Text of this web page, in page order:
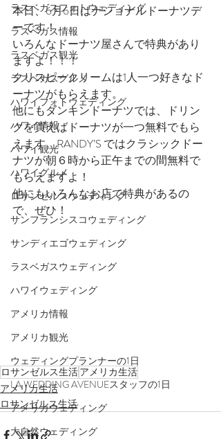
ラスベガスフォトウェディング
ラスベガス情報
ラスベガス観光
ラスベガスグルメ
ハワイフォトウェディング
ハワイ情報
ハワイ観光
ハワイグルメ
ロサンゼルスウェディング
サンフランシスコウェディング
サンディエゴウェディング
ラスベガスウェディング
ハワイウェディング
アメリカ情報
アメリカ観光
ウェディングプランナーの1日
LA WEDDING AVENUEスタッフの1日
アメリカウェディング
大自然ウェディング
本日、6月6日はナショナルドーナツデ
ーです！
いろんなドーナツ屋さんで特典があり
ますよ！！！
クリスピークリームは1人一つ好きなド
ーナツがもらえます。
他にもダンキンドーナツでは、ドリン
クを買えばドーナツが一つ無料でもら
えます。RANDY’S ではクラシックドー
ナツが朝６時から正午までの間無料で
もらえますよ！
他にもいろんなお店で特典があるの
で、ぜひ！
ロサンゼルス生活アメリカ生活
アメリカ生活
ロサンゼルス生活